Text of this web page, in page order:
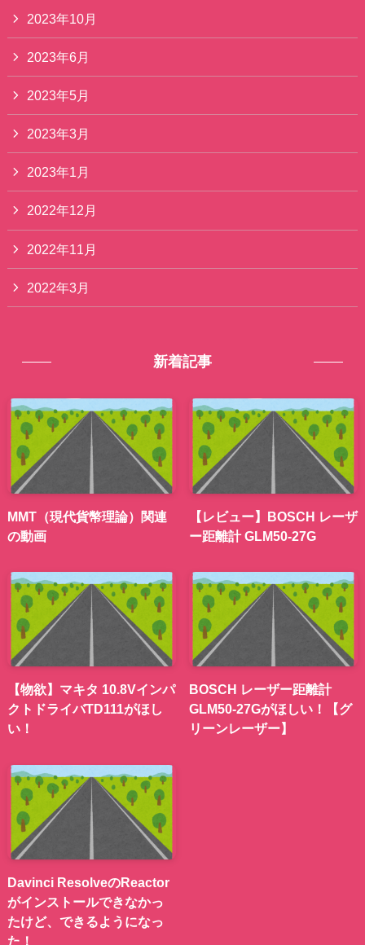
2023年10月
2023年6月
2023年5月
2023年3月
2023年1月
2022年12月
2022年11月
2022年3月
新着記事
MMT（現代貨幣理論）関連
の動画
【レビュー】BOSCH レーザ
ー距離計 GLM50-27G
【物欲】マキタ 10.8Vインパ
クトドライバTD111がほし
い！
BOSCH レーザー距離計
GLM50-27Gがほしい！【グ
リーンレーザー】
Davinci ResolveのReactor
がインストールできなかっ
たけど、できるようになっ
た！